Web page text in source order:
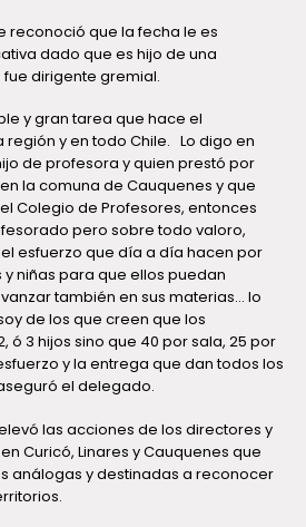
reconoció que la fecha le es
dado que es hijo de una
dirigente gremial.
y gran tarea que hace el
y en todo Chile. Lo digo en
de profesora y quien prestó por
la comuna de Cauquenes y que
Colegio de Profesores, entonces
pero sobre todo valoro,
esfuerzo que día a día hacen por
niñas para que ellos puedan
también en sus materias… lo
de los que creen que los
ó 3 hijos sino que 40 por sala, 25 por
y la entrega que dan todos los
el delegado.
las acciones de los directores y
Curicó, Linares y Cauquenes que
análogas y destinadas a reconocer